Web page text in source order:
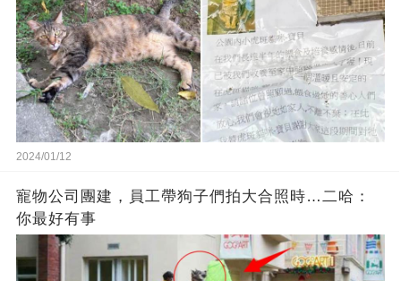
2024/01/12
寵物公司團建，員工帶狗子們拍大合照時…二哈：
你最好有事